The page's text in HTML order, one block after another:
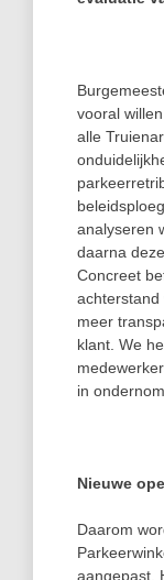
vooral
alle
analyseren
daarna
Concreet
achterstand
meer
klant. We
in
Nieuwe
Daarom
aangepast.